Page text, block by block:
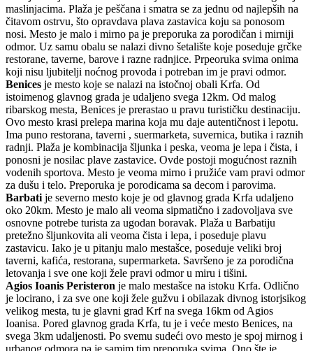
maslinjacima. Plaža je peščana i smatra se za jednu od najlepših na
čitavom ostrvu, što opravdava plava zastavica koju sa ponosom
nosi. Mesto je malo i mirno pa je preporuka za porodičan i mirniji
odmor. Uz samu obalu se nalazi divno šetalište koje poseduje grčke
restorane, taverne, barove i razne radnjice. Prpeoruka svima onima
koji nisu ljubitelji noćnog provoda i potreban im je pravi odmor.
Benices je mesto koje se nalazi na istočnoj obali Krfa. Od
istoimenog glavnog grada je udaljeno svega 12km. Od malog
ribarskog mesta, Benices je prerastao u pravu turističku destinaciju.
Ovo mesto krasi prelepa marina koja mu daje autentičnost i lepotu.
Ima puno restorana, taverni , suermarketa, suvernica, butika i raznih
radnji. Plaža je kombinacija šljunka i peska, veoma je lepa i čista, i
ponosni je nosilac plave zastavice. Ovde postoji mogućnost raznih
vodenih sportova. Mesto je veoma mirno i pružiće vam pravi odmor
za dušu i telo. Preporuka je porodicama sa decom i parovima.
Barbati je severno mesto koje je od glavnog grada Krfa udaljeno
oko 20km. Mesto je malo ali veoma sipmatično i zadovoljava sve
osnovne potrebe turista za ugodan boravak. Plaža u Barbatiju
pretežno šljunkovita ali veoma čista i lepa, i poseduje plavu
zastavicu. Iako je u pitanju malo mestašce, poseduje veliki broj
taverni, kafića, restorana, supermarketa. Savršeno je za porodična
letovanja i sve one koji žele pravi odmor u miru i tišini.
Agios Ioanis Peristeron je malo mestašce na istoku Krfa. Odlično
je locirano, i za sve one koji žele gužvu i obilazak divnog istorjsikog
velikog mesta, tu je glavni grad Krf na svega 16km od Agios
Ioanisa. Pored glavnog grada Krfa, tu je i veće mesto Benices, na
svega 3km udaljenosti. Po svemu sudeći ovo mesto je spoj mirnog i